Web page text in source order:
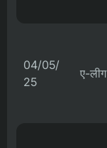
04/05/
25
ए-लीग